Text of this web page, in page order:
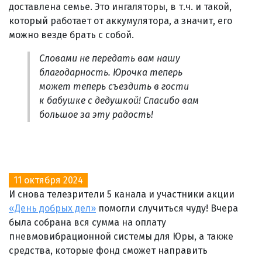
доставлена семье. Это ингаляторы, в т.ч. и такой,
который работает от аккумулятора, а значит, его
можно везде брать с собой.
Словами не передать вам нашу
благодарность. Юрочка теперь
может теперь съездить в гости
к бабушке с дедушкой! Спасибо вам
большое за эту радость!
11 октября 2024
И снова телезрители 5 канала и участники акции
«День добрых дел» помогли случиться чуду! Вчера
была собрана вся сумма на оплату
пневмовибрационной системы для Юры, а также
средства, которые фонд сможет направить